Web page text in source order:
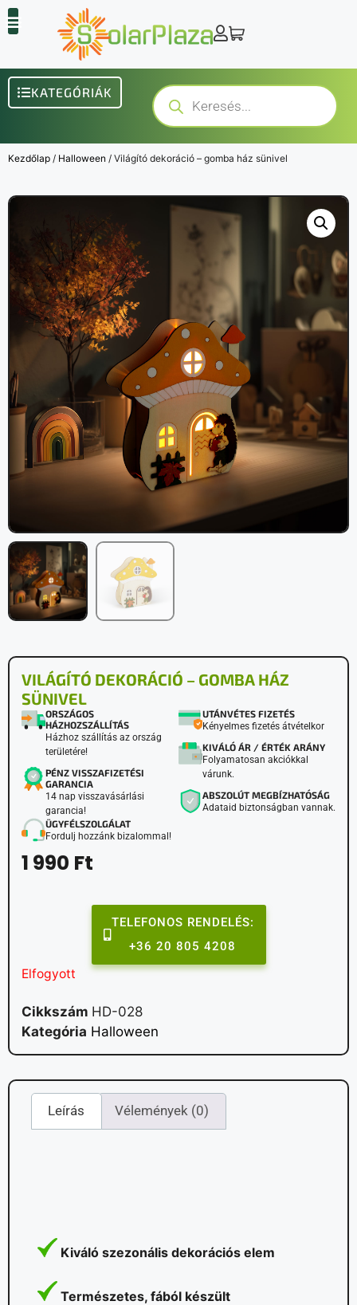
KATEGÓRIÁK
Kezdőlap / Halloween / Világító dekoráció – gomba ház sünivel
VILÁGÍTÓ DEKORÁCIÓ – GOMBA HÁZ
SÜNIVEL
ORSZÁGOS
HÁZHOZSZÁLLÍTÁS
Házhoz szállítás az ország
területére!
PÉNZ VISSZAFIZETÉSI
GARANCIA
14 nap visszavásárlási
garancia!
ÜGYFÉLSZOLGÁLAT
Fordulj hozzánk bizalommal!
UTÁNVÉTES FIZETÉS
Kényelmes fizetés átvételkor
KIVÁLÓ ÁR / ÉRTÉK ARÁNY
Folyamatosan akciókkal
várunk.
ABSZOLÚT MEGBÍZHATÓSÁG
Adataid biztonságban vannak.
1 990 Ft
TELEFONOS RENDELÉS:
+36 20 805 4208
Elfogyott
Cikkszám HD-028
Kategória Halloween
Leírás Vélemények (0)
Kiváló szezonális dekorációs elem
Természetes, fából készült